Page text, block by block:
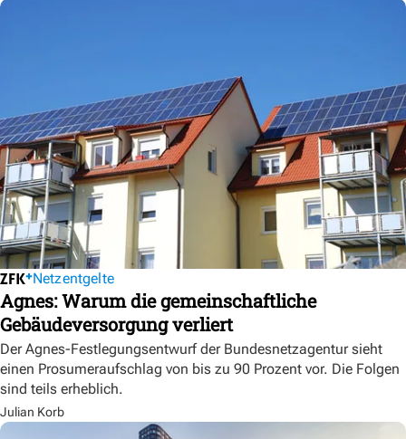
Netzentgelte
Agnes: Warum die gemeinschaftliche
Gebäudeversorgung verliert
Der Agnes-Festlegungsentwurf der Bundesnetzagentur sieht
einen Prosumeraufschlag von bis zu 90 Prozent vor. Die Folgen
sind teils erheblich.
Julian Korb